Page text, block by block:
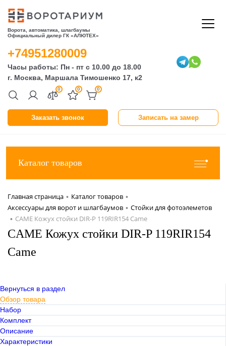
Ворота, автоматика, шлагбаумы
Официальный дилер ГК «АЛЮТЕХ»
Заказать звонок Записать на замер
0 0 0
+74951280009
Часы работы: Пн - пт с 10.00 до 18.00
г. Москва, Маршала Тимошенко 17, к2
Каталог товаров
Главная страница • Каталог товаров •
Аксессуары для ворот и шлагбаумов • Стойки для фотоэлеметов
• CAME Кожух стойки DIR-P 119RIR154 Came
CAME Кожух стойки DIR-P 119RIR154
Came
Вернуться в раздел
Обзор товара
Набор
Комплект
Описание
Характеристики